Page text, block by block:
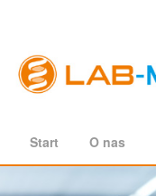
Start O nas